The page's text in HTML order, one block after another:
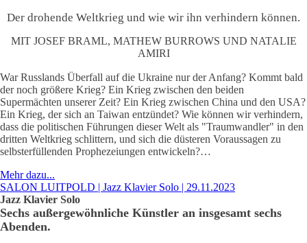
Der drohende Weltkrieg und wie wir ihn verhindern können.
MIT JOSEF BRAML, MATHEW BURROWS UND NATALIE
AMIRI
War Russlands Überfall auf die Ukraine nur der Anfang? Kommt bald
der noch größere Krieg? Ein Krieg zwischen den beiden
Supermächten unserer Zeit? Ein Krieg zwischen China und den USA?
Ein Krieg, der sich an Taiwan entzündet? Wie können wir verhindern,
dass die politischen Führungen dieser Welt als "Traumwandler" in den
dritten Weltkrieg schlittern, und sich die düsteren Voraussagen zu
selbsterfüllenden Prophezeiungen entwickeln?…
Mehr dazu...
SALON LUITPOLD | Jazz Klavier Solo | 29.11.2023
Jazz Klavier Solo
Sechs außergewöhnliche Künstler an insgesamt sechs
Abenden.